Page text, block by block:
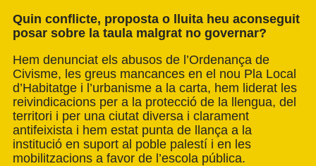
Quin conflicte, proposta o lluita heu aconseguit
posar sobre la taula malgrat no governar?
Hem denunciat els abusos de l’Ordenança de
Civisme, les greus mancances en el nou Pla Local
d’Habitatge i l’urbanisme a la carta, hem liderat les
reivindicacions per a la protecció de la llengua, del
territori i per una ciutat diversa i clarament
antifeixista i hem estat punta de llança a la
institució en suport al poble palestí i en les
mobilitzacions a favor de l’escola pública.